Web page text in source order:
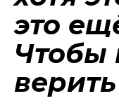
это
Чтобы